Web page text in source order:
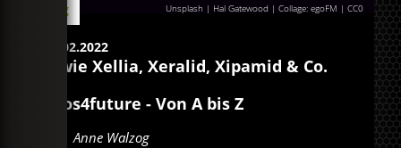
Unsplash | Hal Gatewood | Collage: egoFM |CC0
Blog
18.02.2022
X wie Xellia, Xeralid, Xipamid & Co.
egos4future - Von A bis Z
Anne Walzog